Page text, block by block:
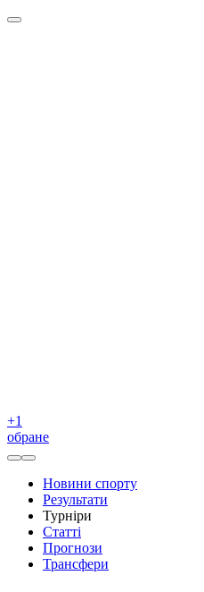
+1
обране
Новини спорту
Результати
Турніри
Статті
Прогнози
Трансфери